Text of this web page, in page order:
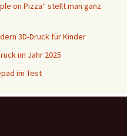
on Pizza“ stellt man ganz
3D-Druck für Kinder
im Jahr 2025
im Test